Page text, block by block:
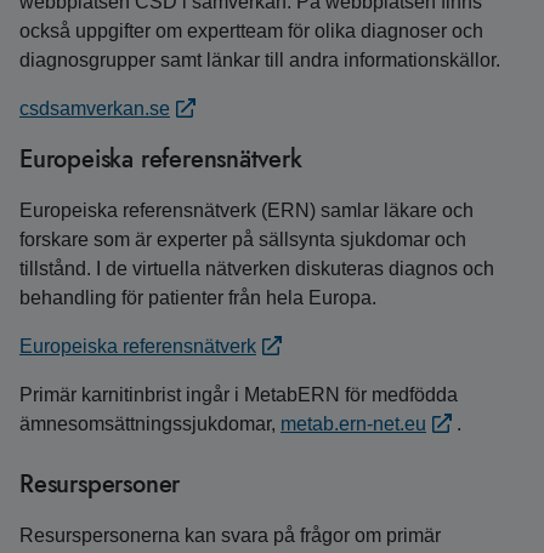
också uppgifter om expertteam för olika diagnoser och
diagnosgrupper samt länkar till andra informationskällor.
csdsamverkan.se
Europeiska referensnätverk
Europeiska referensnätverk (ERN) samlar läkare och
forskare som är experter på sällsynta sjukdomar och
tillstånd. I de virtuella nätverken diskuteras diagnos och
behandling för patienter från hela Europa.
Europeiska referensnätverk
Primär karnitinbrist ingår i MetabERN för medfödda
ämnesomsättningssjukdomar, metab.ern-net.eu .
Resurspersoner
Resurspersonerna kan svara på frågor om primär